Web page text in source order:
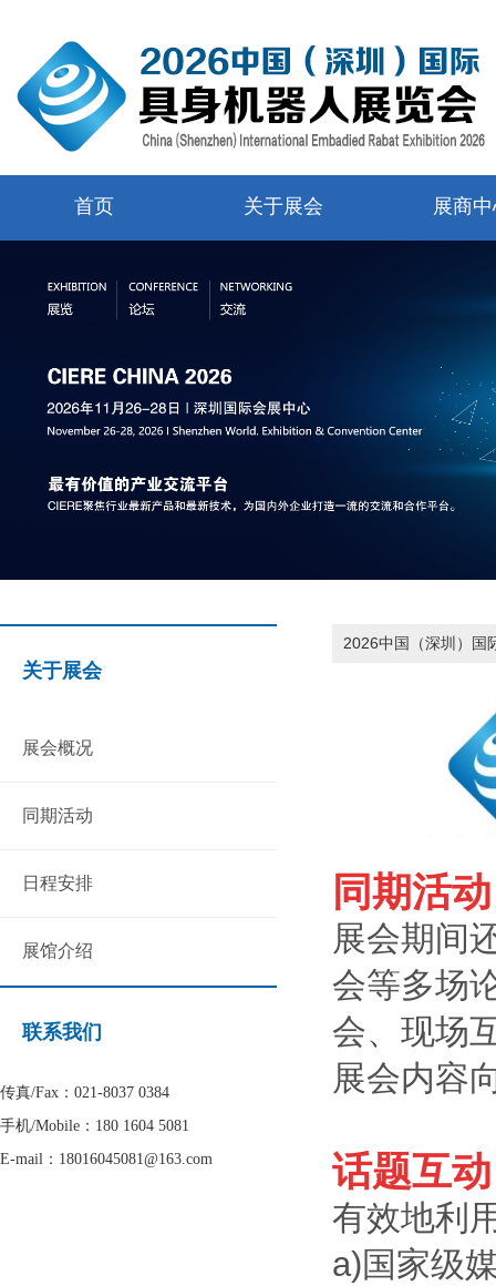
首页 关于展会 展商
关于展会
展会概况
同期活动
日程安排
展馆介绍
联系我们
传真/Fax：021-8037 0384
手机/Mobile： 180 1604 5081
E-mail： 18016045081@163.com
2026中国（深圳）国
同期活动
展会期间
会等多场
会、现场
展会内容
话题互动
有效地利
a)国家级